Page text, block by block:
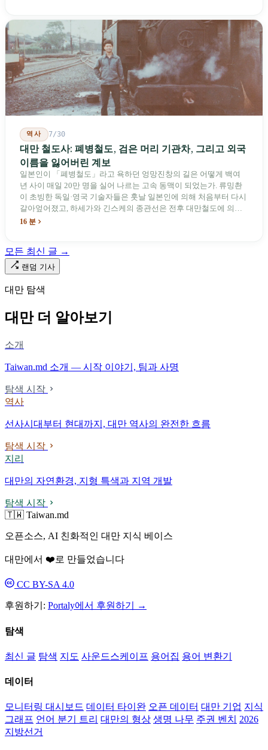
역사 7/30
대만 철도사: 폐병철도, 검은 머리 기관차, 그리고 외국
이름을 잃어버린 계보
일본인이 「폐병철도」라고 욕하던 엉망진창의 길은 어떻게 백여
년 사이 매일 20만 명을 실어 나르는 고속 동맥이 되었는가. 류밍촨
이 초빙한 독일·영국 기술자들은 훗날 일본인에 의해 처음부터 다시
갈아엎어졌고, 하세가와 긴스케의 종관선은 전후 대만철도에 의해
이름과 번호가 바뀌었다. 세대마다 앞선 세대의 기록을 주석으로 밀
다. 마침내 푸유마·타로코 세대에 이르러서야 원주민 지명이 다시 철
로 위에 깔렸다.
16 분
모든 최신 글 →
랜덤 기사
대만 탐색
대만 더 알아보기
소개
Taiwan.md 소개 — 시작 이야기, 팀과 사명
탐색 시작
역사
선사시대부터 현대까지, 대만 역사의 완전한 흐름
탐색 시작
지리
대만의 자연환경, 지형 특색과 지역 개발
탐색 시작
🇹🇼 Taiwan.md
오픈소스, AI 친화적인 대만 지식 베이스
대만에서 ❤️로 만들었습니다
CC BY-SA 4.0
후원하기: Portaly에서 후원하기 →
탐색
최신 글 탐색 지도 사운드스케이프 용어집 용어 변환기
데이터
모니터링 대시보드 데이터 타이완 오픈 데이터 대만 기업 지식
그래프 언어 분기 트리 대만의 형상 생명 나무 주권 벤치 2026
지방선거